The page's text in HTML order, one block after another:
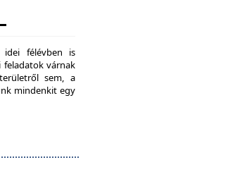
idei félévben is
feladatok várnak
sem, a
mindenkit egy